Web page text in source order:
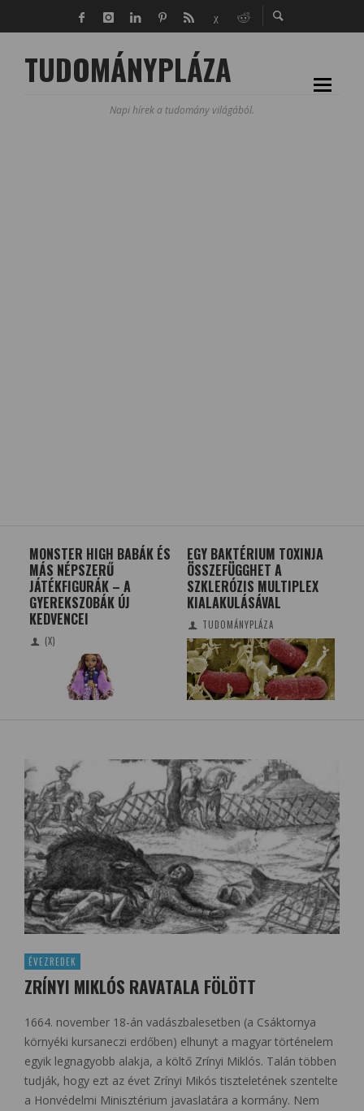
TUDOMÁNYPLÁZA
Napi hírek a tudomány világából.
MONSTER HIGH BABÁK ÉS
MÁS NÉPSZERŰ
JÁTÉKFIGURÁK – A
GYEREKSZOBÁK ÚJ
KEDVENCEI
(X)
EGY BAKTÉRIUM TOXINJA
ÖSSZEFÜGGHET A
SZKLERÓZIS MULTIPLEX
KIALAKULÁSÁVAL
TUDOMÁNYPLÁZA
ÉVEZREDEK
ZRÍNYI MIKLÓS RAVATALA FÖLÖTT
1664. november 18-án vadászbalesetben (a Csáktornya
környéki kursaneczi erdőben) elhunyt a magyar történelem
egyik legnagyobb alakja, a költő Zrínyi Miklós. Talán többen
tudják, hogy ezt az évet Zrínyi Mikós tiszteletének szentelte
a Honvédelmi Minisztérium javaslatára a kormány. Nem